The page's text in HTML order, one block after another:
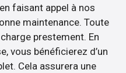
faisant appel à nos
maintenance. Toute
prestement. En
vous bénéficierez d’un
Cela assurera une